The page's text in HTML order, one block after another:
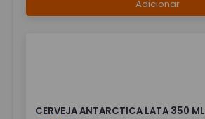
Adicionar
CERVEJA ANTARCTICA LATA 350 ML